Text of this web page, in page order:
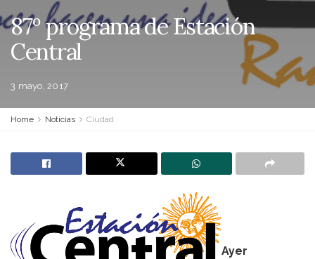
87º programa de Estación
Central
3 mayo, 2017
Home Noticias Ciudad
Ayer